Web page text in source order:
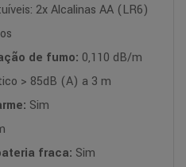
2x Alcalinas AA (LR6)
de fumo: 0,110 dB/m
> 85dB (A) a 3 m
Sim
fraca: Sim